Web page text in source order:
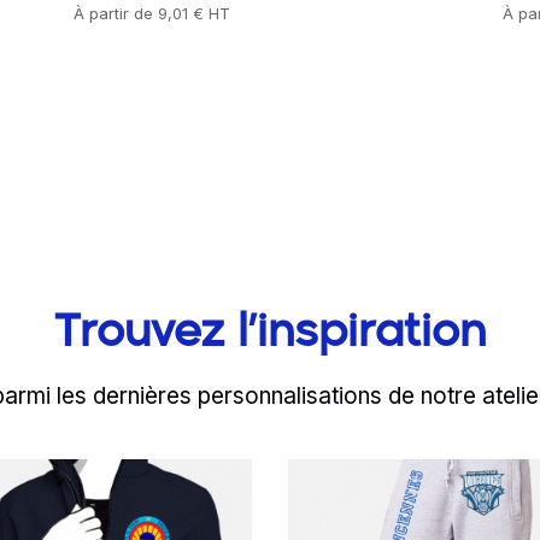
Prix
À partir de 9,01 € HT
Prix
À
Trouvez l’inspiration
les dernières personnalisations de notre
de
more Le